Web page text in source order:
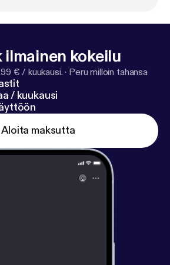
ilmainen kokeilu
€ / kuukausi. · Peru milloin tahansa
/ kuukausi
Aloita maksutta